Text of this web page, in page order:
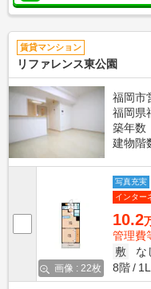
賃貸マンション
リファレンス東公園
福岡市
福岡県
築年数
建物階
画像 : 22枚
写真充実
インター
10.2
管理費
敷
な
8階